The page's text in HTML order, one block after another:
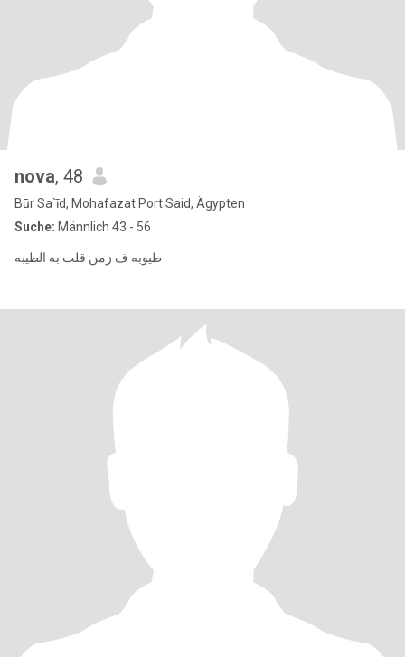
nova, 48
Būr Sa`īd, Mohafazat Port Said, Ägypten
Suche: Männlich 43 - 56
طيوبه ف زمن قلت به الطيبه